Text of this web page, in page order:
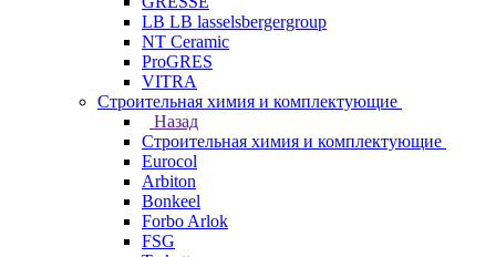
LB LB lasselsbergergroup
NT Ceramic
ProGRES
VITRA
Строительная химия и комплектующие
Назад
Строительная химия и комплектующие
Eurocol
Arbiton
Bonkeel
Forbo Arlok
FSG